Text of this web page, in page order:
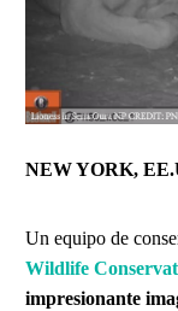
NEW YORK,
Un equipo de
Wildlife
impresionante